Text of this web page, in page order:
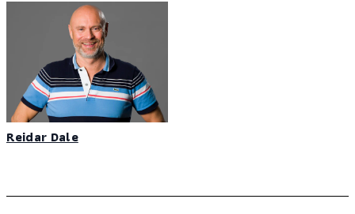
Reidar Dale